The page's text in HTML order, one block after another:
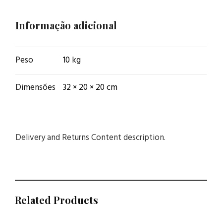
Informação adicional
Peso 10 kg
Dimensões 32 × 20 × 20 cm
Delivery and Returns Content description.
Related Products